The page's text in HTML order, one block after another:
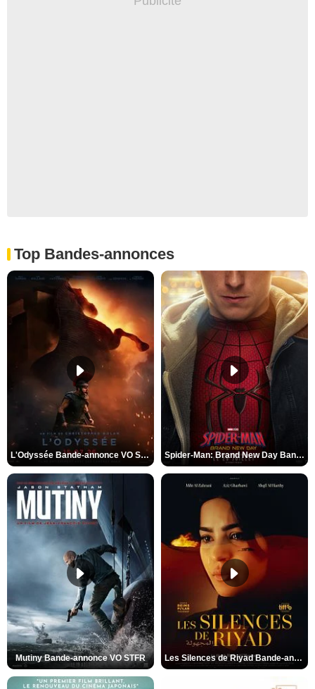
Top Bandes-annonces
L'Odyssée Bande-annonce VO STFR Spider-Man: Brand New Day Bande-annonce VO STFR
Mutiny Bande-annonce VO STFR Les Silences de Riyad Bande-annonce VO STFR